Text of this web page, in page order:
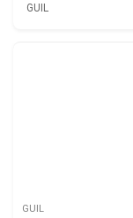
GUIL
GUIL